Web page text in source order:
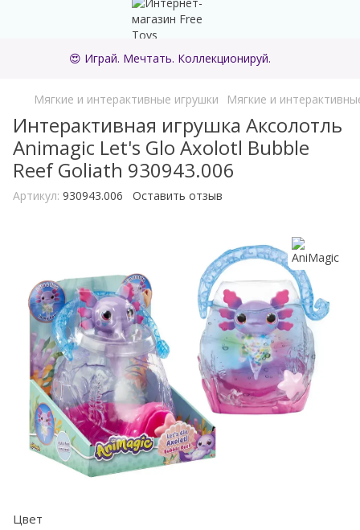
😍 Играй. Мечтать. Коллекционируй.
Мягкие и интерактивные игрушки Мягкие и
Интерактивная игрушка Аксолотль
Animagic Let's Glo Axolotl Bubble
Reef Goliath 930943.006
Артикул: 930943.006 Оставить отзыв
Цвет